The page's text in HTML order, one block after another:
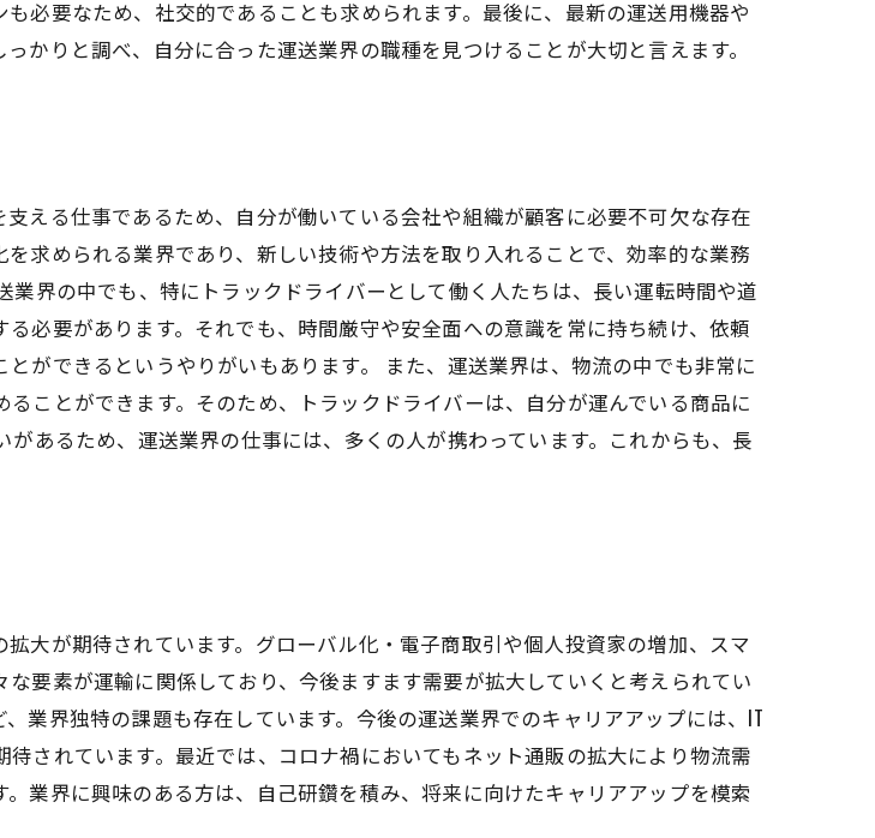
必要なため、社交的であることも求められます。最後に、最新の運送用機器や
かりと調べ、自分に合った運送業界の職種を見つけることが大切と言えます。
える仕事であるため、自分が働いている会社や組織が顧客に必要不可欠な存在
求められる業界であり、新しい技術や方法を取り入れることで、効率的な業務
界の中でも、特にトラックドライバーとして働く人たちは、長い運転時間や道
必要があります。それでも、時間厳守や安全面への意識を常に持ち続け、依頼
ができるというやりがいもあります。 また、運送業界は、物流の中でも非常に
ことができます。そのため、トラックドライバーは、自分が運んでいる商品に
あるため、運送業界の仕事には、多くの人が携わっています。これからも、長
大が期待されています。グローバル化・電子商取引や個人投資家の増加、スマ
要素が運輸に関係しており、今後ますます需要が拡大していくと考えられてい
業界独特の課題も存在しています。今後の運送業界でのキャリアアップには、IT
されています。最近では、コロナ禍においてもネット通販の拡大により物流需
業界に興味のある方は、自己研鑽を積み、将来に向けたキャリアアップを模索